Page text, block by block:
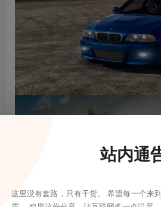
站内通
这里没有套路，只有干货。 希望每一个来